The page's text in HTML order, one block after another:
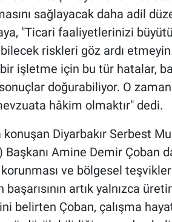
sağlayacak daha adil
"Ticari faaliyetlerinizi
riskleri göz ardı
işletme için bu tür hatalar,
doğurabiliyor. O
hâkim olmaktır" dedi.
konuşan Diyarbakır Serbest
Başkanı Amine Demir Çoban
korunması ve bölgesel
artık yalnızca
belirten Çoban, çalışma